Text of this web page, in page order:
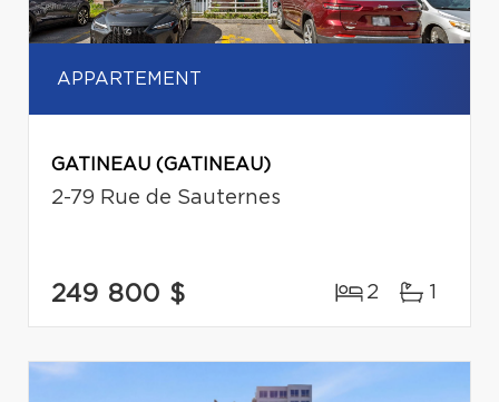
APPARTEMENT
GATINEAU (GATINEAU)
2-79 Rue de Sauternes
249 800 $ 2 1